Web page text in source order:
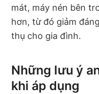
mát, máy nén bên
hơn, từ đó giảm
thụ cho gia đình.
Những lưu ý
khi áp dụng​